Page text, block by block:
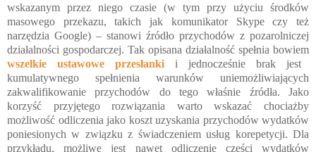
wskazanym przez niego czasie (w tym przy użyciu środków
masowego przekazu, takich jak komunikator Skype czy też
narzędzia Google) – stanowi źródło przychodów z pozarolniczej
działalności gospodarczej. Tak opisana działalność spełnia bowiem
wszelkie ustawowe przesłanki i jednocześnie brak jest
kumulatywnego spełnienia warunków uniemożliwiających
zakwalifikowanie przychodów do tego właśnie źródła. Jako
korzyść przyjętego rozwiązania warto wskazać chociażby
możliwość odliczenia jako koszt uzyskania przychodów wydatków
poniesionych w związku z świadczeniem usług korepetycji. Dla
przykładu, możliwe jest nawet odliczenie części wydatków